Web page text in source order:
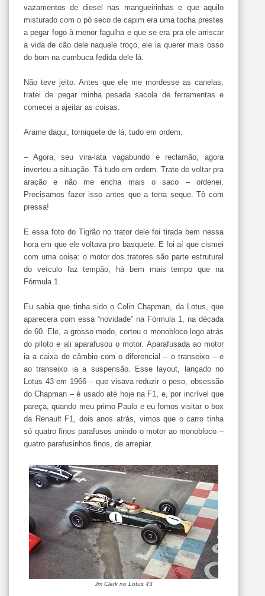
vazamentos de diesel nas mangueirinhas e que aquilo
misturado com o pó seco de capim era uma tocha prestes
a pegar fogo à menor fagulha e que se era pra ele arriscar
a vida de cão dele naquele troço, ele ia querer mais osso
do bom na cumbuca fedida dele lá.
Não teve jeito. Antes que ele me mordesse as canelas,
tratei de pegar minha pesada sacola de ferramentas e
comecei a ajeitar as coisas.
Arame daqui, torniquete de lá, tudo em ordem.
– Agora, seu vira-lata vagabundo e reclamão, agora
inverteu a situação. Tá tudo em ordem. Trate de voltar pra
aração e não me encha mais o saco – ordenei.
Precisamos fazer isso antes que a terra seque. Tô com
pressa!
E essa foto do Tigrão no trator dele foi tirada bem nessa
hora em que ele voltava pro basquete. E foi aí que cismei
com uma coisa: o motor dos tratores são parte estrutural
do veículo faz tempão, há bem mais tempo que na
Fórmula 1.
Eu sabia que tinha sido o Colin Chapman, da Lotus, que
aparecera com essa “novidade” na Fórmula 1, na década
de 60. Ele, a grosso modo, cortou o monobloco logo atrás
do piloto e ali aparafusou o motor. Aparafusada ao motor
ia a caixa de câmbio com o diferencial – o transeixo – e
ao transeixo ia a suspensão. Esse layout, lançado no
Lotus 43 em 1966 – que visava reduzir o peso, obsessão
do Chapman – é usado até hoje na F1, e, por incrível que
pareça, quando meu primo Paulo e eu fomos visitar o box
da Renault F1, dois anos atrás, vimos que o carro tinha
só quatro finos parafusos unindo o motor ao monobloco –
quatro parafusinhos finos, de arrepiar.
Jm Clark no Lotus 43